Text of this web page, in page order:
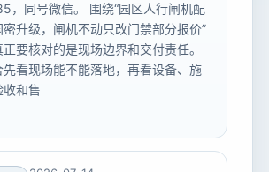
，同号微信。 围绕“园区人行闸机配
升级，闸机不动只改门禁部分报价”
要核对的是现场边界和交付责任。
看现场能不能落地，再看设备、施
收和售